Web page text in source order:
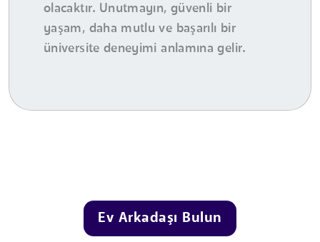
olacaktır. Unutmayın, güvenli bir
yaşam, daha mutlu ve başarılı bir
üniversite deneyimi anlamına gelir.
Ev Arkadaşı Bulun